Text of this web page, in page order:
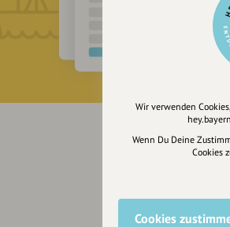
Wir verwenden
Wenn Du Deine
Cookies
Cookies